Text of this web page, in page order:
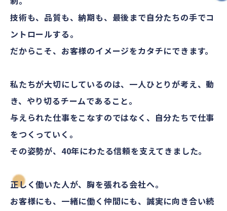
技術も、品質も、納期も、最後まで自分たちの手でコ
ントロールする。
だからこそ、お客様のイメージをカタチにできます。
私たちが大切にしているのは、一人ひとりが考え、動
き、やり切るチームであること。
与えられた仕事をこなすのではなく、自分たちで仕事
をつくっていく。
その姿勢が、40年にわたる信頼を支えてきました。
正しく働いた人が、胸を張れる会社へ。
お客様にも、一緒に働く仲間にも、誠実に向き合い続